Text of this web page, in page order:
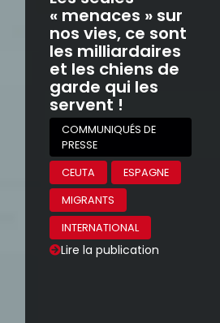
« menaces » sur
nos vies, ce sont
les milliardaires
et les chiens de
garde qui les
servent !
COMMUNIQUÉS DE
PRESSE
CEUTA
ESPAGNE
MIGRANTS
INTERNATIONAL
Lire la publication